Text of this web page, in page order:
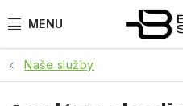
na
SPORTY
Naše služby